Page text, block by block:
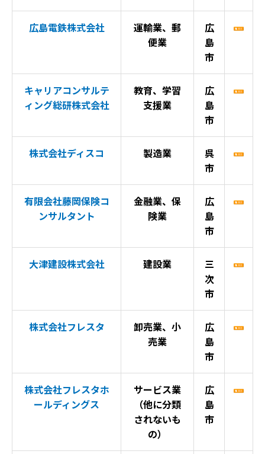
広島電鉄株式会社
運輸業、郵
便業
広
島
市
キャリアコンサルテ
ィング総研株式会社
教育、学習
支援業
広
島
市
株式会社ディスコ 製造業
呉
市
有限会社藤岡保険コ
ンサルタント
金融業、保
険業
広
島
市
大津建設株式会社 建設業
三
次
市
株式会社フレスタ
卸売業、小
売業
広
島
市
株式会社フレスタホ
ールディングス
サービス業
（他に分類
されないも
の）
広
島
市